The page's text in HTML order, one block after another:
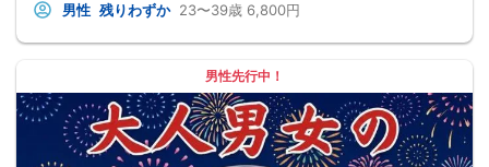
男性 残りわずか 23〜39歳 6,800円
男性先行中！